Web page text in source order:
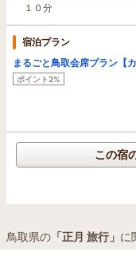
１０分
宿泊プラン
まるごと鳥取会席プラン【
ポイント2%
この宿
鳥取県の 「正月 旅行」 に